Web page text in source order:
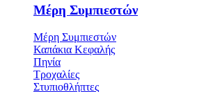
Μέρη Συμπιεστών
Μέρη Συμπιεστών
Καπάκια Κεφαλής
Πηνία
Τροχαλίες
Στυπιοθλήπτες